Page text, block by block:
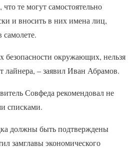
те могут самостоятельно
и вносить в них имена лиц,
окружающих, нельзя
лайнера, – заявил Иван Абрамов.
Совфеда рекомендовал не
списками.
должны быть подтверждены
замглавы экономического